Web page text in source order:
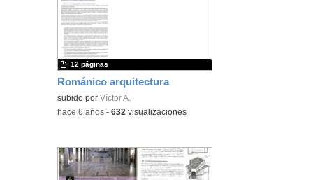
Románico arquitectura
subido porVíctor A.
12 páginas
-hace 6 años -632 visualizaciones